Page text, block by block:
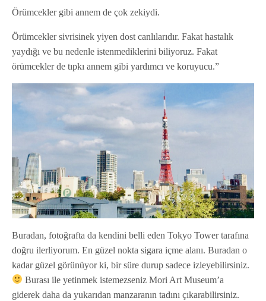
Örümcekler gibi annem de çok zekiydi.
Örümcekler sivrisinek yiyen dost canlılarıdır. Fakat hastalık
yaydığı ve bu nedenle istenmediklerini biliyoruz. Fakat
örümcekler de tıpkı annem gibi yardımcı ve koruyucu.”
Buradan, fotoğrafta da kendini belli eden Tokyo Tower tarafına
doğru ilerliyorum. En güzel nokta sigara içme alanı. Buradan o
kadar güzel görünüyor ki, bir süre durup sadece izleyebilirsiniz.
Burası ile yetinmek istemezseniz Mori Art Museum’a
giderek daha da yukarıdan manzaranın tadını çıkarabilirsiniz.